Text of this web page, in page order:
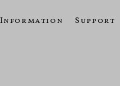
Information Support